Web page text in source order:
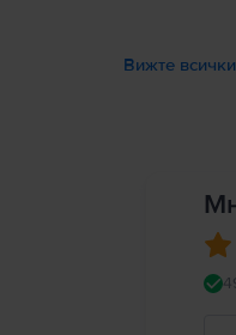
Вижте